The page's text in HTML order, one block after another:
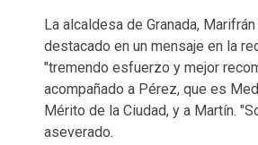
La alcaldesa de Granada,
destacado en un mensaje en la
"tremendo esfuerzo y mejor
acompañado a Pérez, que es
Mérito de la Ciudad, y a Martín.
aseverado.